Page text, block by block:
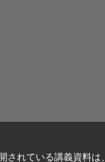
れている講義資料は、